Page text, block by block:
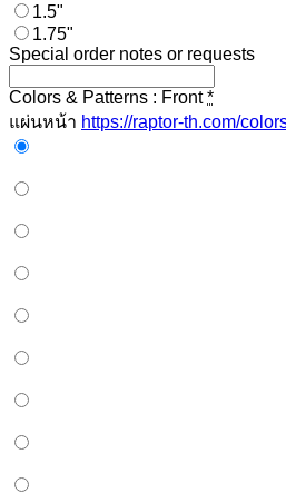
1.5"
1.75"
Special order notes or requests
Colors & Patterns : Front *
แผ่นหน้า https://raptor-th.com/